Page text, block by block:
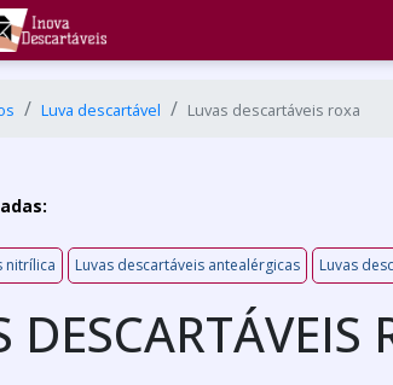
Luva descartável Luvas descartáveis roxa
nitrílica Luvas descartáveis antealérgicas Luvas
DESCARTÁVEIS